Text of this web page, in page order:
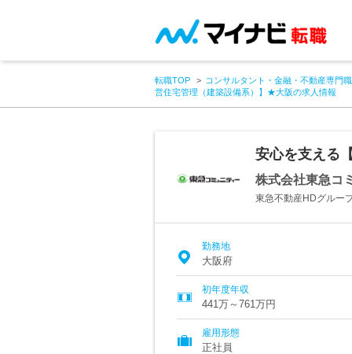
転職TOP
コンサルタント・金融・不動産専門
営住宅管理（建築設備系）】★大阪の求人情報
安心を支える
株式会社東急コ
東急不動産HDグルー
勤務地
大阪府
初年度年収
441万～761万円
雇用形態
正社員